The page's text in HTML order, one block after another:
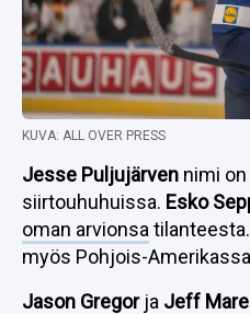
KUVA: ALL OVER PRESS
Jesse Puljujärven nimi
siirtouhuhuissa. Esko
oman arvionsa
myös Pohjois-
Jason Gregorja Jeff